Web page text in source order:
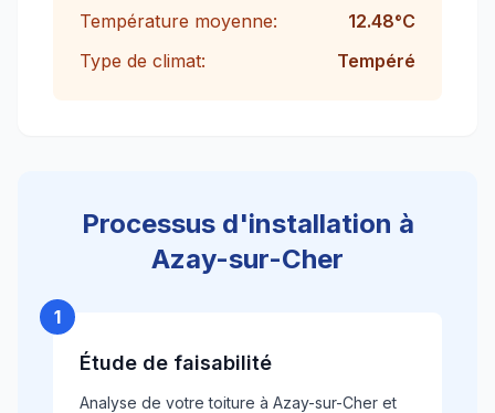
Température moyenne:
12.48°C
Type de climat:
Tempéré
Processus d'installation à
Azay-sur-Cher
1
Étude de faisabilité
Analyse de votre toiture à Azay-sur-Cher et